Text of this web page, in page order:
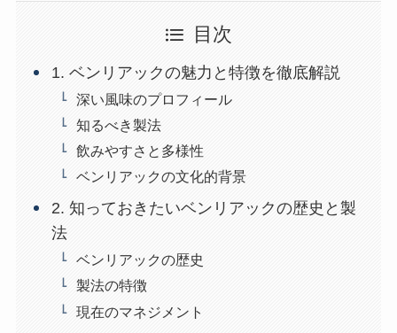
目次
1. ベンリアックの魅力と特徴を徹底解説
深い風味のプロフィール
知るべき製法
飲みやすさと多様性
ベンリアックの文化的背景
2. 知っておきたいベンリアックの歴史と製
法
ベンリアックの歴史
製法の特徴
現在のマネジメント